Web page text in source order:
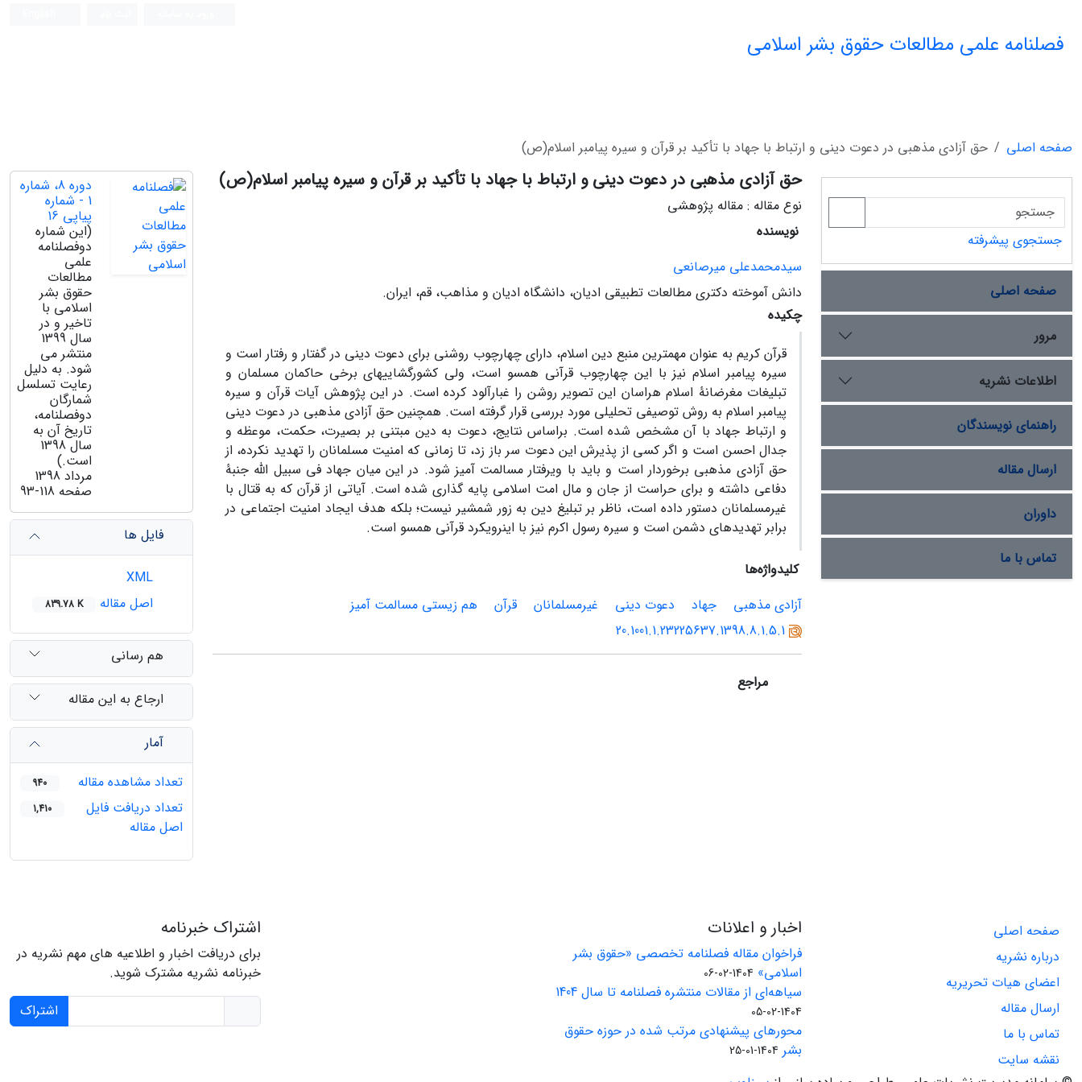
فصلنامه علمی مطالعات حقوق بشر اسلامی
صفحه اصلی حق آزادی مذهبی در دعوت دینی و ارتباط با جهاد با تأکید بر قرآن و سیره پیامبر اسلام(ص)
حق آزادی مذهبی در دعوت دینی و ارتباط با جهاد با تأکید بر قرآن و سیره پیامبر اسلام(ص)
نوع مقاله : مقاله پژوهشی
نویسنده
سیدمحمدعلی میرصانعی
دانش آموخته دکتری مطالعات تطبیقی ادیان، دانشگاه ادیان و مذاهب، قم، ایران.
چکیده
قرآن کریم به عنوان مهمترین منبع دین اسلام، دارای چهارچوب روشنی برای دعوت دینی در گفتار و رفتار است و
سیره پیامبر اسلام نیز با این چهارچوب قرآنی همسو است، ولی کشورگشاییهای برخی حاکمان مسلمان و
تبلیغات مغرضانۀ اسلام هراسان این تصویر روشن را غبارآلود کرده است. در این پژوهش آیات قرآن و سیره
پیامبر اسلام به روش توصیفی تحلیلی مورد بررسی قرار گرفته است. همچنین حق آزادی مذهبی در دعوت دینی
و ارتباط جهاد با آن مشخص شده است. براساس نتایج، دعوت به دین مبتنی بر بصیرت، حکمت، موعظه و
جدال احسن است و اگر کسی از پذیرش این دعوت سر باز زد، تا زمانی که امنیت مسلمانان را تهدید نکرده، از
حق آزادی مذهبی برخوردار است و باید با ویرفتار مسالمت آمیز شود. در این میان جهاد فی سبیل الله جنبۀ
دفاعی داشته و برای حراست از جان و مال امت اسلامی پایه گذاری شده است. آیاتی از قرآن که به قتال با
غیرمسلمانان دستور داده است، ناظر بر تبلیغ دین به زور شمشیر نیست؛ بلکه هدف ایجاد امنیت اجتماعی در
برابر تهدیدهای دشمن است و سیره رسول اکرم نیز با اینرویکرد قرآنی همسو است.
کلیدواژه‌ها
آزادی مذهبی
جهاد دعوت دینی غیرمسلمانان قرآن
هم زیستی مسالمت آمیز
20.1001.1.23225637.1398.8.1.5.1
مراجع
دوره 8، شماره
1 - شماره
پیاپی 16
(این شماره
دوفصلنامه
علمی
مطالعات
حقوق بشر
اسلامی با
تاخیر و در
سال 1399
منتشر می
شود. به دلیل
رعایت تسلسل
شمارگان
دوفصلنامه،
تاریخ آن به
سال 1398
است.)
مرداد 1398
صفحه 93-118
فایل ها
اصل مقاله
839.78 K
هم رسانی
ارجاع به این مقاله
آمار
تعداد مشاهده مقاله
940
تعداد دریافت فایل
اصل مقاله
1,410
جستجوی پیشرفته
صفحه اصلی
مرور
اطلاعات نشریه
راهنمای نویسندگان
ارسال مقاله
داوران
تماس با ما
صفحه اصلی
درباره نشریه
اعضای هیات تحریریه
ارسال مقاله
تماس با ما
نقشه سایت
اخبار و اعلانات
فراخوان مقاله فصلنامه تخصصی «حقوق بشر
اسلامی» 1404-02-06
سیاهه‌ای از مقالات منتشره فصلنامه تا سال 1404
1404-02-05
محورهای پیشنهادی مرتب شده در حوزه حقوق
بشر 1404-01-25
اشتراک خبرنامه
برای دریافت اخبار و اطلاعیه های مهم نشریه در
خبرنامه نشریه مشترک شوید.
اشتراک